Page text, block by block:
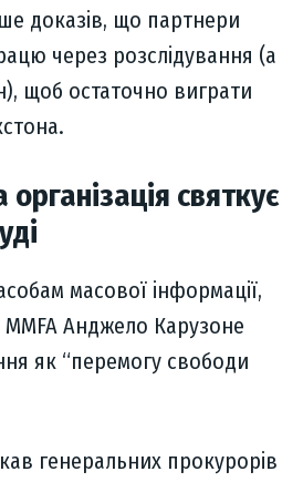
доказів, що партнери
через розслідування (а
щоб остаточно виграти
святкує
масової інформації,
MMFA Анджело Карузоне
як “перемогу свободи
генеральних прокурорів